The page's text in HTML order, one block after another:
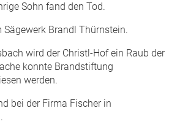
Sohn fand den Tod.
Brandl Thürnstein.
wird der Christl-Hof ein Raub der
konnte Brandstiftung
werden.
bei der Firma Fischer in